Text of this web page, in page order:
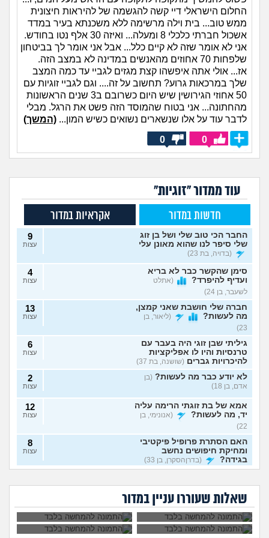
החלום הישראלי דיי קשה להגשמה של להיראות חיצונית
ממש טוב... בית וילה מרשימה ללא משכנתא בעיר במדד
אשכול חברתי כלכלי 8 ומעלה... ואיזה 30 אלף נטו בחודש.
אני לא אומר שזה לא קיים כלל... אבל אני אומר לך בביטחון
שלפחות 70 אחוזים מהאנשים במדינה לא במצב הזה.
אז... אולי אתה איפשהו קצת מגזים לגביי עד כמה המצב
שלך במרכאות גרוע? תחשוב על זה.... וגם לגביי זוגיות עם
50 אחוזי הגירושין שיש היום כשרובם ב3 שנים הראשונות
מהחתונה... אני בטוח שהמוסד הזה פשט את הרגל. מבלי
לדבר עוד על אלו שנשארים נשואים כשיש המון... (המשך)
0
0
עוד ממדור "זוגיות"
חדשות במדור אקראיות במדור
החבר הכי טוב שלי ושל בן זוג
שלי סיפר לנו שהוא מאונן עלי
(בדויה, בת 23)
9
עצות
סימן שהקשר כבר לא בריא
ועדיף להיפרד?
(אתלט
לשעבר, בן 24)
4
עצות
חברה שלי חושבת שאני קמצן,
מה לעשות?
(ליאור, בן
23)
13
עצות
גיליתי שבן זוגי היה בעבר עם
טרנסיות והיו לו אפליקציות
להיכרויות גברים (שושנה, בת 37)
6
עצות
לא יודע כבר מה לעשות? (בן
אדם, בן 18)
2
עצות
אמא של בת זוגתי הרימה עליה
יד, מה לעשות?
(אנונימי, בן
22)
12
עצות
האם הסתרת פרופיל פיקטיבי
ומחיקת חיפושים נחשב
בגידה?
(בדרןהסקרן, בן 33)
8
עצות
(אנושי, בן 27) עצות
מה אני עושה לא נכון שלא
מצליח לי במערכות יחסים?
(א׳, בת 26)
4 שאלות שעוררו עניין במדור
אבא של בעלי מסתכל
מה לעשות?
האם להתגרש בשביל
ריגוש?
העובדה שאשתי
הרימה עליי ידיים?